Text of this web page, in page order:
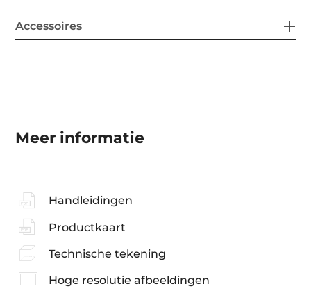
Accessoires
Meer informatie
Handleidingen
Productkaart
Technische tekening
Hoge resolutie afbeeldingen